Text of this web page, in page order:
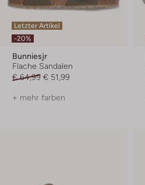
Letzter Artikel
-20%
Bunniesjr
Flache Sandalen
€ 64,99 € 51,99
+ mehr farben